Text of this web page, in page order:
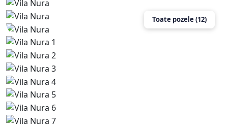
Toate pozele (12)